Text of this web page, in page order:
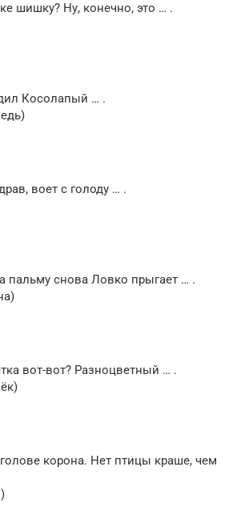
шишку? Ну, конечно, это … .
Косолапый … .
воет с голоду … .
пальму снова Ловко прыгает … .
вот-вот? Разноцветный … .
корона. Нет птицы краше, чем